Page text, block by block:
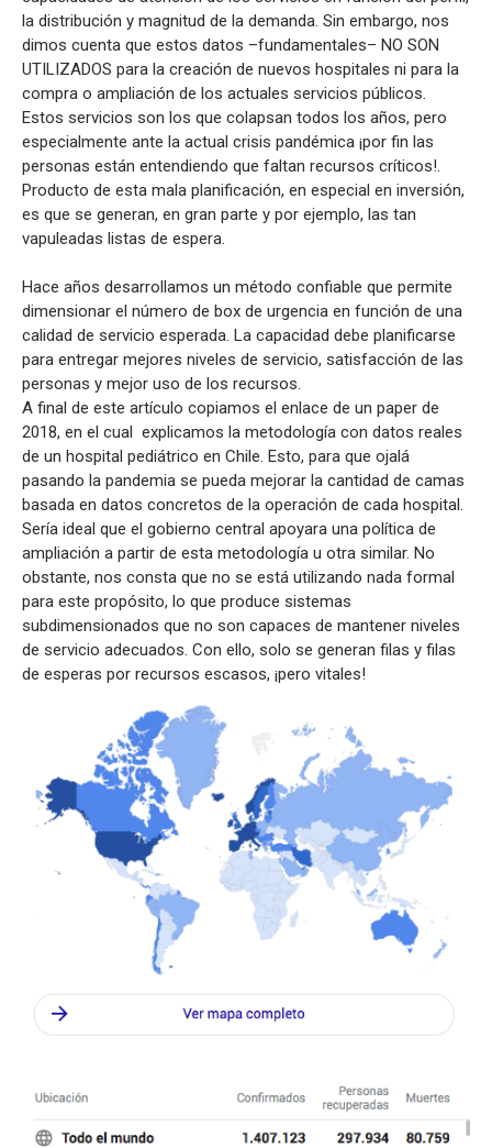
la distribución y magnitud de la demanda. Sin embargo, nos
dimos cuenta que estos datos –fundamentales– NO SON
UTILIZADOS para la creación de nuevos hospitales ni para la
compra o ampliación de los actuales servicios públicos.
Estos servicios son los que colapsan todos los años, pero
especialmente ante la actual crisis pandémica ¡por fin las
personas están entendiendo que faltan recursos críticos!.
Producto de esta mala planificación, en especial en inversión,
es que se generan, en gran parte y por ejemplo, las tan
vapuleadas listas de espera.
Hace años desarrollamos un método confiable que permite
dimensionar el número de box de urgencia en función de una
calidad de servicio esperada. La capacidad debe planificarse
para entregar mejores niveles de servicio, satisfacción de las
personas y mejor uso de los recursos.
A final de este artículo copiamos el enlace de un paper de
2018, en el cual explicamos la metodología con datos reales
de un hospital pediátrico en Chile. Esto, para que ojalá
pasando la pandemia se pueda mejorar la cantidad de camas
basada en datos concretos de la operación de cada hospital.
Sería ideal que el gobierno central apoyara una política de
ampliación a partir de esta metodología u otra similar. No
obstante, nos consta que no se está utilizando nada formal
para este propósito, lo que produce sistemas
subdimensionados que no son capaces de mantener niveles
de servicio adecuados. Con ello, solo se generan filas y filas
de esperas por recursos escasos, ¡pero vitales!